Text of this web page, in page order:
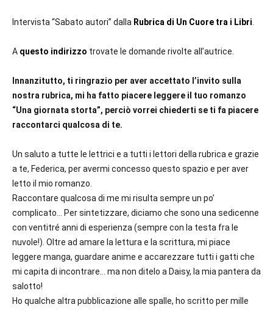
Intervista “Sabato autori” dalla Rubrica di Un Cuore tra i Libri
A questo indirizzo trovate le domande rivolte all’autrice.
Innanzitutto, ti ringrazio per aver accettato l’invito sulla
nostra rubrica, mi ha fatto piacere leggere il tuo romanzo
“Una giornata storta”, perciò vorrei chiederti se ti fa piacere
raccontarci qualcosa di te.
Un saluto a tutte le lettrici e a tutti i lettori della rubrica e grazie
a te, Federica, per avermi concesso questo spazio e per aver
letto il mio romanzo.
Raccontare qualcosa di me mi risulta sempre un po’
complicato… Per sintetizzare, diciamo che sono una sedicenne
con ventitré anni di esperienza (sempre con la testa fra le
nuvole!). Oltre ad amare la lettura e la scrittura, mi piace
leggere manga, guardare anime e accarezzare tutti i gatti che
mi capita di incontrare… ma non ditelo a Daisy, la mia pantera da
salotto!
Ho qualche altra pubblicazione alle spalle, ho scritto per mille